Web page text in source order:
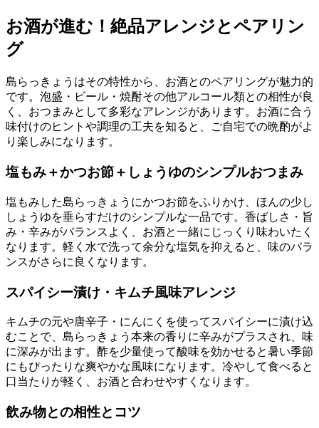
お酒が進む！絶品アレンジとペアリン
グ
島らっきょうはその特性から、お酒とのペアリングが魅力的
です。泡盛・ビール・焼酎その他アルコール類との相性が良
く、おつまみとして多彩なアレンジがあります。お酒に合う
味付けのヒントや調理の工夫を知ると、ご自宅での晩酌がよ
り楽しみになります。
塩もみ＋かつお節＋しょうゆのシンプルおつまみ
塩もみした島らっきょうにかつお節をふりかけ、ほんの少し
しょうゆを垂らすだけのシンプルな一品です。香ばしさ・旨
み・辛みがバランスよく、お酒と一緒にじっくり味わいたく
なります。軽く水で洗って余分な塩気を抑えると、味のバラ
ンスがさらに良くなります。
スパイシー漬け・キムチ風味アレンジ
キムチの元や唐辛子・にんにくを使ってスパイシーに漬け込
むことで、島らっきょう本来の香りに辛みがプラスされ、味
に深みが出ます。酢を少量使って酸味を効かせると暑い季節
にもぴったりな爽やかな風味になります。冷やして食べると
口当たりが軽く、お酒と合わせやすくなります。
飲み物との相性とコツ